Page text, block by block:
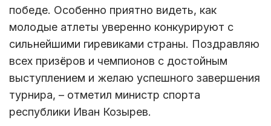
победе. Особенно приятно видеть, как
молодые атлеты уверенно конкурируют с
сильнейшими гиревиками страны. Поздравляю
всех призёров и чемпионов с достойным
выступлением и желаю успешного завершения
турнира, – отметил министр спорта
республики Иван Козырев.